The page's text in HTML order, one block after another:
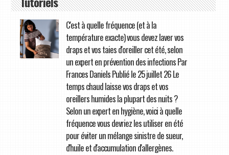
C'est à quelle fréquence (et à la
température exacte) vous devez laver vos
draps et vos taies d'oreiller cet été, selon
un expert en prévention des infections Par
Frances Daniels Publié le 25 juillet 26 Le
temps chaud laisse vos draps et vos
oreillers humides la plupart des nuits ?
Selon un expert en hygiène, voici à quelle
fréquence vous devriez les utiliser en été
pour éviter un mélange sinistre de sueur,
d'huile et d'accumulation d'allergènes.